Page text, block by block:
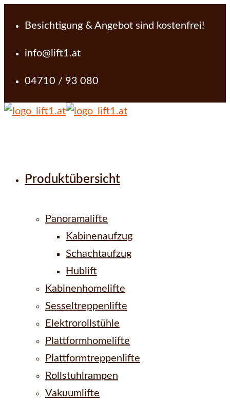
Besichtigung & Angebot sind kostenfrei!
info@lift1.at
04710 / 93 080
Produktübersicht
Panoramalifte
Kabinenaufzug
Schachtaufzug
Hublift
Kabinenhomelifte
Sesseltreppenlifte
Elektrorollstühle
Plattformhomelifte
Plattformtreppenlifte
Rollstuhlrampen
Vakuumlifte